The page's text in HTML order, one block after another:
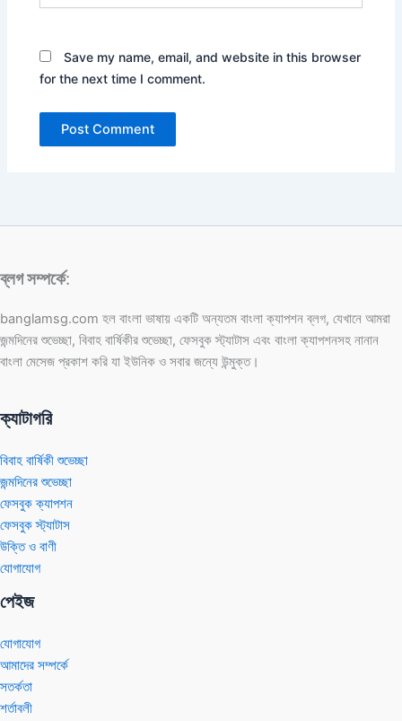
Save my name, email, and website in this browser
for the next time I comment.
ব্লগ সম্পর্কে:
banglamsg.com হল বাংলা ভাষায় একটি অন্যতম বাংলা ক্যাপশন ব্লগ, যেখানে আমরা
জন্মদিনের শুভেচ্ছা, বিবাহ বার্ষিকীর শুভেচ্ছা, ফেসবুক স্ট্যাটাস এবং বাংলা ক্যাপশনসহ নানান
বাংলা মেসেজ প্রকাশ করি যা ইউনিক ও সবার জন্যে উন্মুক্ত।
ক্যাটাগরি
বিবাহ বার্ষিকী শুভেচ্ছা
জন্মদিনের শুভেচ্ছা
ফেসবুক ক্যাপশন
ফেসবুক স্ট্যাটাস
উক্তি ও বাণী
যোগাযোগ
পেইজ
যোগাযোগ
আমাদের সম্পর্কে
সতর্কতা
শর্তাবলী